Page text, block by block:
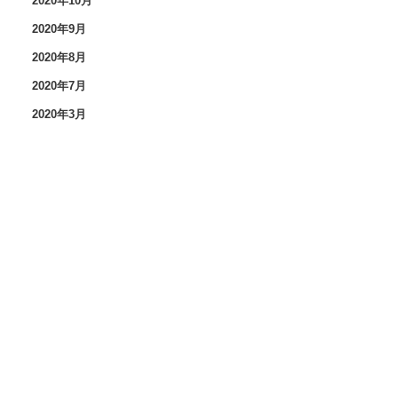
2020年9月
2020年8月
2020年7月
2020年3月